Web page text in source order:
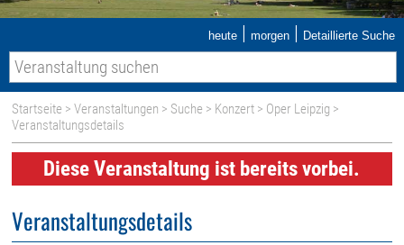
heute | morgen | Detaillierte Suche
Startseite >Veranstaltungen > Suche > Konzert > Oper Leipzig >
Veranstaltungsdetails
Diese Veranstaltung ist bereits vorbei.
Veranstaltungsdetails